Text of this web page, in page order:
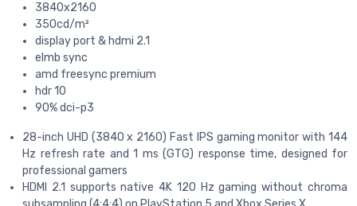
3840x2160
350cd/m²
display port & hdmi 2.1
elmb sync
amd freesync premium
hdr 10
90% dci-p3
28-inch UHD (3840 x 2160) Fast IPS gaming monitor with 144
Hz refresh rate and 1 ms (GTG) response time, designed for
professional gamers
HDMI 2.1 supports native 4K 120 Hz gaming without chroma